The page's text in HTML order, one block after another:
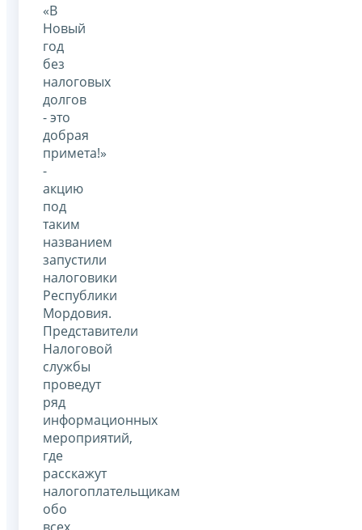
«В
Новый
год
без
налоговых
долгов
- это
добрая
примета!»
-
акцию
под
таким
названием
запустили
налоговики
Республики
Мордовия.
Представители
Налоговой
службы
проведут
ряд
информационных
мероприятий,
где
расскажут
налогоплательщикам
обо
всех